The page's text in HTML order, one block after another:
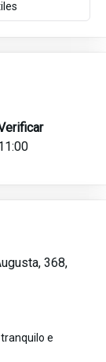
368,
e